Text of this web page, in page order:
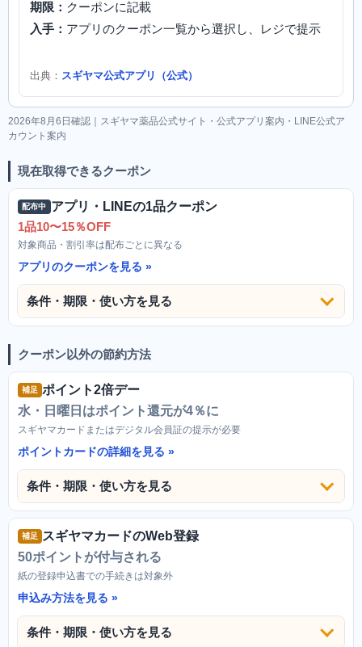
期限： クーポンに記載
入手： アプリのクーポン一覧から選択し、レジで提示
出典： スギヤマ公式アプリ（公式）
2026年8月6日確認｜スギヤマ薬品公式サイト・公式アプリ案内・LINE公式ア
カウント案内
現在取得できるクーポン
配布中
アプリ・LINEの1品クーポン
1品10〜15％OFF
対象商品・割引率は配布ごとに異なる
アプリのクーポンを見る
条件・期限・使い方を見る
クーポン以外の節約方法
補足 ポイント2倍デー
水・日曜日はポイント還元が4％に
スギヤマカードまたはデジタル会員証の提示が必要
ポイントカードの詳細を見る
条件・期限・使い方を見る
補足
スギヤマカードのWeb登録
50ポイントが付与される
紙の登録申込書での手続きは対象外
申込み方法を見る
条件・期限・使い方を見る